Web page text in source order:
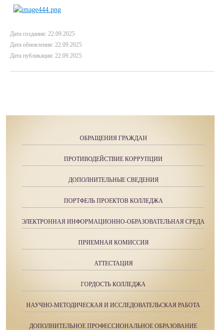
Дата создания: 22.09.2025
Дата обновления: 22.09.2025
Дата публикации: 22.09.2025
ОБРАЩЕНИЯ ГРАЖДАН
ПРОТИВОДЕЙСТВИЕ КОРРУПЦИИ
ДОПОЛНИТЕЛЬНЫЕ СВЕДЕНИЯ
ПОРТФЕЛЬ ПРОЕКТОВ КОЛЛЕДЖА
ЭЛЕКТРОННАЯ ИНФОРМАЦИОННО-ОБРАЗОВАТЕЛЬНАЯ СРЕДА
ПРИЕМНАЯ КОМИССИЯ
АТТЕСТАЦИЯ
ГОРДОСТЬ КОЛЛЕДЖА
НАУЧНО-МЕТОДИЧЕСКАЯ И ИССЛЕДОВАТЕЛЬСКАЯ РАБОТА
ДОПОЛНИТЕЛЬНОЕ ПРОФЕССИОНАЛЬНОЕ ОБРАЗОВАНИЕ